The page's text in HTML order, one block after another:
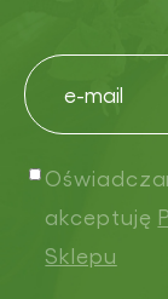
akceptuję
Sklepu